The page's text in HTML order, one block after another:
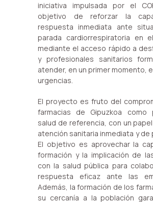
iniciativa impulsada por el
objetivo de reforzar la
respuesta inmediata ante
parada cardiorrespiratoria en
mediante el acceso rápido a
y profesionales sanitarios
atender, en un primer momento,
urgencias.
El proyecto es fruto del
farmacias de Gipuzkoa como
salud de referencia, con un
atención sanitaria inmediata y de
El objetivo es aprovechar la
formación y la implicación de
con la salud pública para
respuesta eficaz ante las
Además, la formación de los
su cercanía a la población